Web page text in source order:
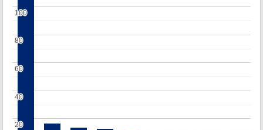
20
20
40
40
60
60
80
80
100
100